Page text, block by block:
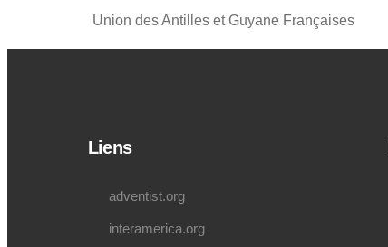
Union des Antilles et Guyane Françaises
Liens
adventist.org
interamerica.org